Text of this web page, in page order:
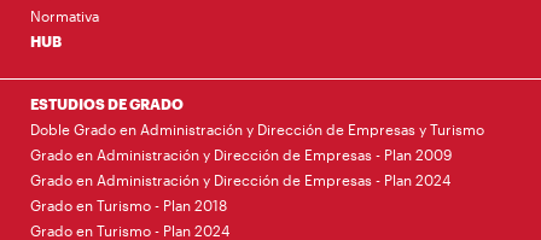
Normativa
HUB
ESTUDIOS DE GRADO
Doble Grado en Administración y Dirección de Empresas y Turismo
Grado en Administración y Dirección de Empresas - Plan 2009
Grado en Administración y Dirección de Empresas - Plan 2024
Grado en Turismo - Plan 2018
Grado en Turismo - Plan 2024